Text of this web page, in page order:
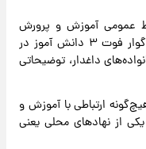
عمومی آموزش و پرورش
منطقه ۱۷ شهر تهران در واکنش سانحه ناگوار فوت ۳ دانش آموز در
داغدار، توضیحاتی
ارتباطی با آموزش و
از نهادهای محلی یعنی